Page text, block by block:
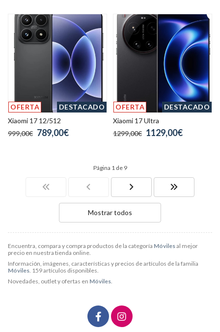
Encuentra, compara y compra productos de la categoría Móvilesal mejor
precio en nuestra tienda online.
Información, imágenes, características y precios de artículos de la familia
Móviles . 159 artículos disponibles.
Novedades, outlet y ofertas en Móviles
OFERTA
DESTACADO
Xiaomi 17 12/512
999,00€ 789,00€
OFERTA
DESTACADO
Xiaomi 17 Ultra
1299,00€ 1129,00€
Página 1 de 9
Mostrar todos